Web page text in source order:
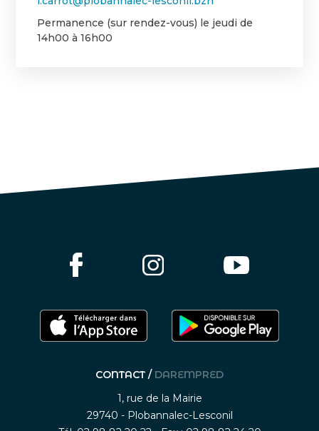
Permanence (sur rendez-vous) le jeudi de
14h00 à 16h00
CONTACT / DAREMPRED
1, rue de la Mairie
29740 - Plobannalec-Lesconil